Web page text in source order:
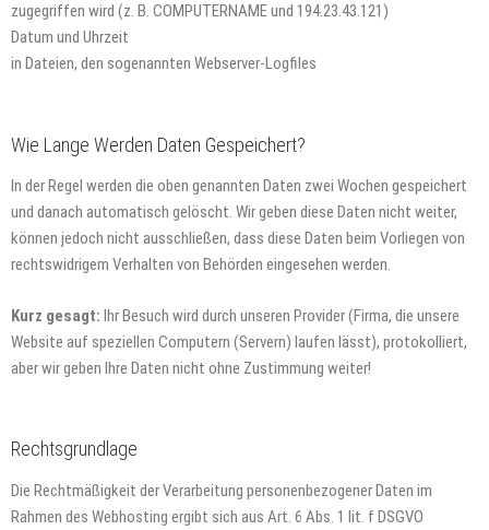
zugegriffen wird (z. B. COMPUTERNAME und 194.23.43.121)
Datum und Uhrzeit
in Dateien, den sogenannten Webserver-Logfiles
Wie Lange Werden Daten Gespeichert?
In der Regel werden die oben genannten Daten zwei Wochen gespeichert
und danach automatisch gelöscht. Wir geben diese Daten nicht weiter,
können jedoch nicht ausschließen, dass diese Daten beim Vorliegen von
rechtswidrigem Verhalten von Behörden eingesehen werden.
Kurz gesagt: Ihr Besuch wird durch unseren Provider (Firma, die unsere
Website auf speziellen Computern (Servern) laufen lässt), protokolliert,
aber wir geben Ihre Daten nicht ohne Zustimmung weiter!
Rechtsgrundlage
Die Rechtmäßigkeit der Verarbeitung personenbezogener Daten im
Rahmen des Webhosting ergibt sich aus Art. 6 Abs. 1 lit. f DSGVO